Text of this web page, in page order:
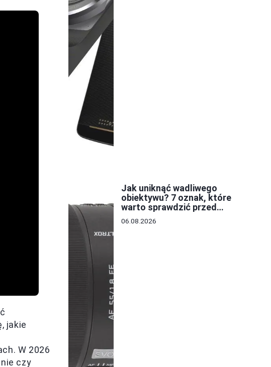
jakie
W 2026
czy
Jak uniknąć wadliwego
obiektywu? 7 oznak, które
warto sprawdzić przed
zakupem
06.08.2026